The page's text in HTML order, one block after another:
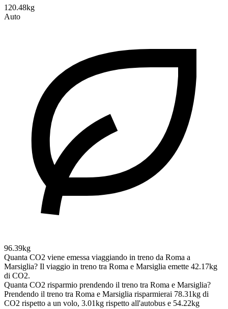
120.48kg
Auto
96.39kg
Quanta CO2 viene emessa viaggiando in treno da Roma a
Marsiglia? Il viaggio in treno tra Roma e Marsiglia emette 42.17kg
di CO2.
Quanta CO2 risparmio prendendo il treno tra Roma e Marsiglia?
Prendendo il treno tra Roma e Marsiglia risparmierai 78.31kg di
CO2 rispetto a un volo, 3.01kg rispetto all'autobus e 54.22kg